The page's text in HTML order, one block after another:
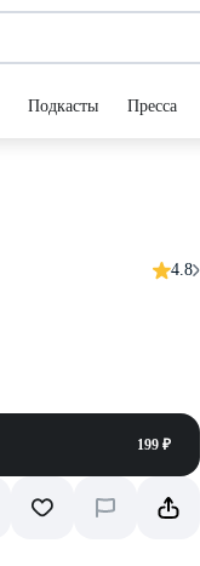
Подкасты Пресса
4.8
199 ₽